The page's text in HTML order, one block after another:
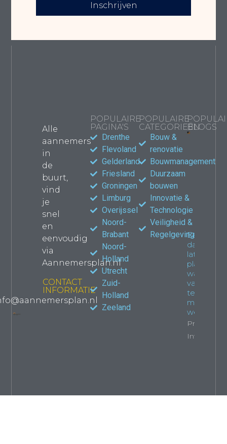
Inschrijven
Alle
aannemers
in
de
buurt,
vind
je
snel
en
eenvoudig
via
Aannemersplan.nl
CONTACT
INFORMATIE
POPULAIRE
PAGINA'S
Drenthe
Flevoland
Gelderland
Friesland
Groningen
Limburg
Overijssel
Noord-
Brabant
Noord-
Holland
Utrecht
Zuid-
Holland
Zeeland
POPULAIRE
CATEGORIEËN
Bouw &
renovatie
Bouwmanagement
Duurzaam
bouwen
Innovatie &
Technologie
Veiligheid &
Regelgeving
BLOGS
jouw
Een
dakkapel
laten
plaatsen:
wat je
van
tevoren
moet
weten
Property
Info